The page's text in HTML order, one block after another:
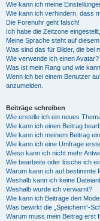
Wie kann ich meine
Wie kann ich verhindern, dass
Die Forenuhr geht falsch!
Ich habe die Zeitzone
Meine Sprache steht auf
Was sind das für Bilder, die bei
Wie verwende ich einen Avatar?
Was ist mein Rang und wie
Wenn ich bei einem Benutzer
anzumelden.
Beiträge schreiben
Wie erstelle ich ein neues
Wie kann ich einen Beitrag
Wie kann ich meinem Beitrag
Wie kann ich eine Umfrage
Wieso kann ich nicht mehr
Wie bearbeite oder lösche ich
Warum kann ich auf bestimmte
Weshalb kann ich keine
Weshalb wurde ich verwarnt?
Wie kann ich Beiträge den
Was bewirkt die „Speichern“-
Warum muss mein Beitrag erst